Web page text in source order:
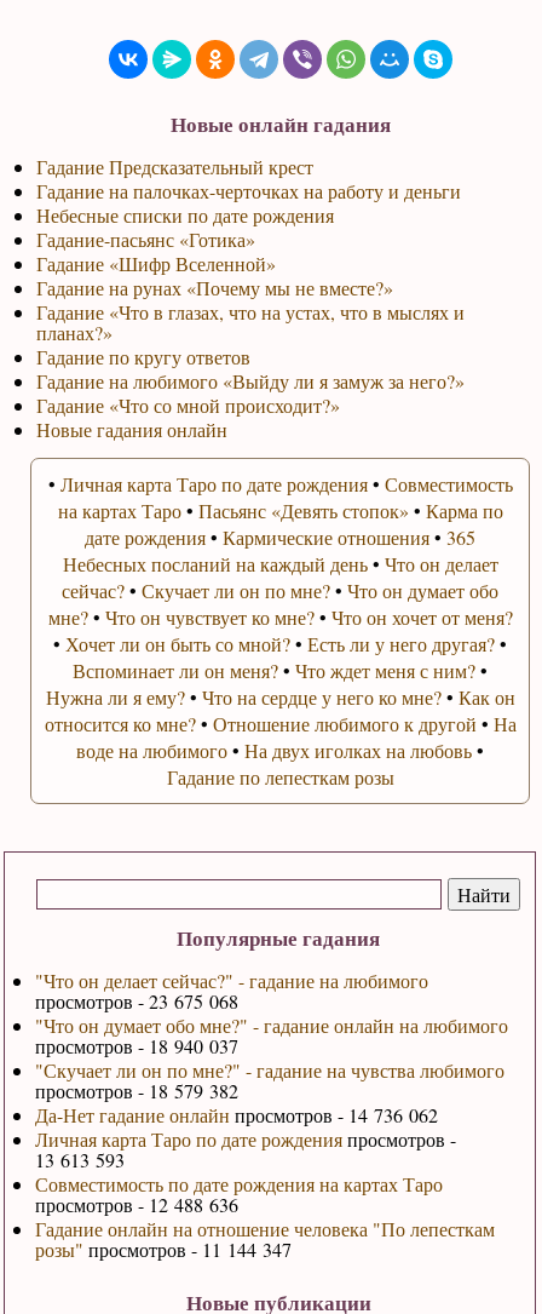
Популярные гадания
"Что он делает сейчас?" - гадание на любимого
просмотров - 23 675 068
"Что он думает обо мне?" - гадание онлайн на любимого
просмотров - 18 940 037
"Скучает ли он по мне?" - гадание на чувства любимого
просмотров - 18 579 382
Да-Нет гадание онлайн просмотров - 14 736 062
Личная карта Таро по дате рожденияпросмотров -
13 613 593
Совместимость по дате рождения на картах Таро
просмотров - 12 488 636
Гадание онлайн на отношение человека "По лепесткам
розы" просмотров - 11 144 347
Новые публикации
Новые онлайн гадания
Гадание Предсказательный крест
Гадание на палочках-черточках на работу и деньги
Небесные списки по дате рождения
Гадание-пасьянс «Готика»
Гадание «Шифр Вселенной»
Гадание на рунах «Почему мы не вместе?»
Гадание «Что в глазах, что на устах, что в мыслях и
планах?»
Гадание по кругу ответов
Гадание на любимого «Выйду ли я замуж за него?»
Гадание «Что со мной происходит?»
Новые гадания онлайн
• Личная карта Таро по дате рождения• Совместимость
на картах Таро• Пасьянс «Девять стопок» • Карма по
дате рождения•Кармические отношения•365
Небесных посланий на каждый день• Что он делает
сейчас?•Скучает ли он по мне?•Что он думает обо
мне?• Что он чувствует ко мне?• Что он хочет от меня?
• Хочет ли он быть со мной?•Есть ли у него другая?•
Вспоминает ли он меня?•Что ждет меня с ним?•
Нужна ли я ему?• Что на сердце у него ко мне?• Как он
относится ко мне?• Отношение любимого к другой • На
воде на любимого•На двух иголках на любовь•
Гадание по лепесткам розы